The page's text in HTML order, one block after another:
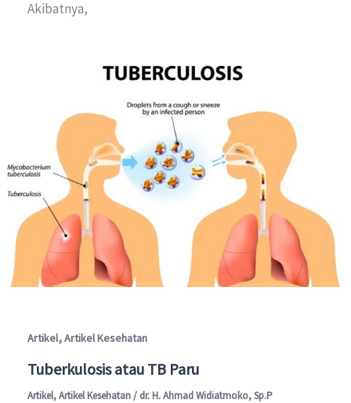
Akibatnya,
Artikel,Artikel Kesehatan
Tuberkulosis atau TB Paru
Artikel,Artikel Kesehatan/ dr. H. Ahmad Widiatmoko, Sp.P